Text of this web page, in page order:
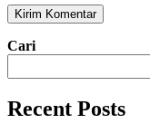
Cari
Recent Posts